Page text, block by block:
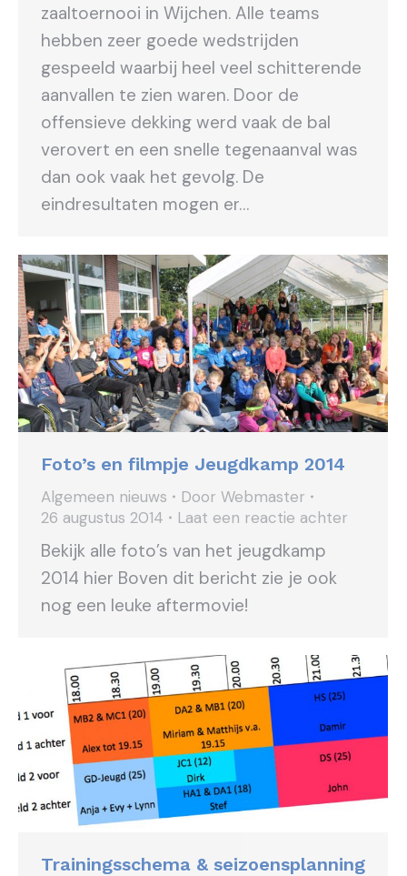
zaaltoernooi in Wijchen. Alle teams
hebben zeer goede wedstrijden
gespeeld waarbij heel veel schitterende
aanvallen te zien waren. Door de
offensieve dekking werd vaak de bal
verovert en een snelle tegenaanval was
dan ook vaak het gevolg. De
eindresultaten mogen er…
Foto’s en filmpje Jeugdkamp 2014
Algemeen nieuws Door Webmaster
26 augustus 2014
Laat een reactie achter
Bekijk alle foto’s van het jeugdkamp
2014 hier Boven dit bericht zie je ook
nog een leuke aftermovie!
Trainingsschema & seizoensplanning